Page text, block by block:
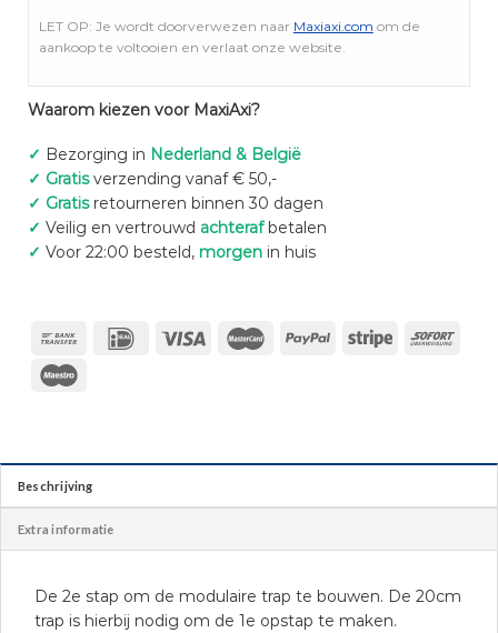
LET OP: Je wordt doorverwezen naar Maxiaxi.com om de
aankoop te voltooien en verlaat onze website.
Waarom kiezen voor MaxiAxi?
✓ Bezorging in Nederland & België
✓ Gratisverzending vanaf € 50,-
✓ Gratisretourneren binnen 30 dagen
✓ Veilig en vertrouwd achterafbetalen
✓ Voor 22:00 besteld, morgenin huis
Beschrijving
Extra informatie
De 2e stap om de modulaire trap te bouwen. De 20cm
trap is hierbij nodig om de 1e opstap te maken.